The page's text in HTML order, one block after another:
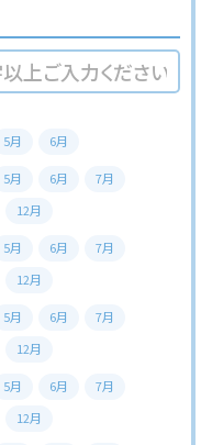
5月 6月
7月
12月
5月 6月
7月
12月
5月 6月
7月
12月
5月 6月
7月
12月
5月 6月